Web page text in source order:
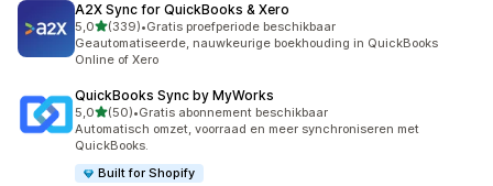
A2X Sync for QuickBooks & Xero
5,0van 5 sterren
(339)
339 recensies in totaal
•Gratis proefperiode beschikbaar
Geautomatiseerde, nauwkeurige boekhouding in QuickBooks
Online of Xero
QuickBooks Sync by MyWorks
5,0van 5 sterren
(50)
50 recensies in totaal
•Gratis abonnement beschikbaar
Automatisch omzet, voorraad en meer synchroniseren met
QuickBooks.
Built for Shopify